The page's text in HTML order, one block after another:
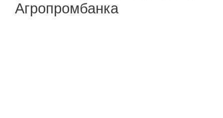
Агропромбанка